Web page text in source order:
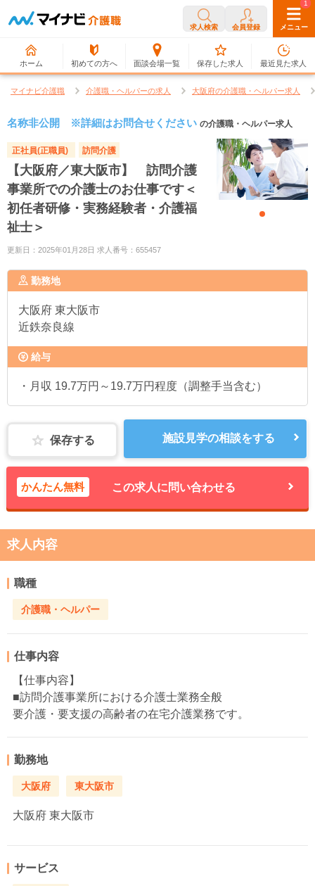
求人検索 会員登録 メニュー
ホーム 初めての方へ 面談会場一覧
0
保存した求人
1
最近見た求人
マイナビ介護職 介護職・ヘルパーの求人 大阪府の介護職・ヘルパー求人
名称非公開 ※詳細はお問合せください の介護職・ヘルパー求人
正社員(正職員) 訪問介護
【大阪府／東大阪市】 訪問介護
事業所での介護士のお仕事です＜
初任者研修・実務経験者・介護福
祉士＞
更新日：2025年01月28日 求人番号：655457
勤務地
大阪府 東大阪市
近鉄奈良線
給与
・月収 19.7万円～19.7万円程度（調整手当含む）
保存する 施設見学の相談をする
かんたん無料 この求人に問い合わせる
求人内容
職種
介護職・ヘルパー
仕事内容
【仕事内容】
■訪問介護事業所における介護士業務全般
要介護・要支援の高齢者の在宅介護業務です。
勤務地
大阪府 東大阪市
大阪府 東大阪市
サービス